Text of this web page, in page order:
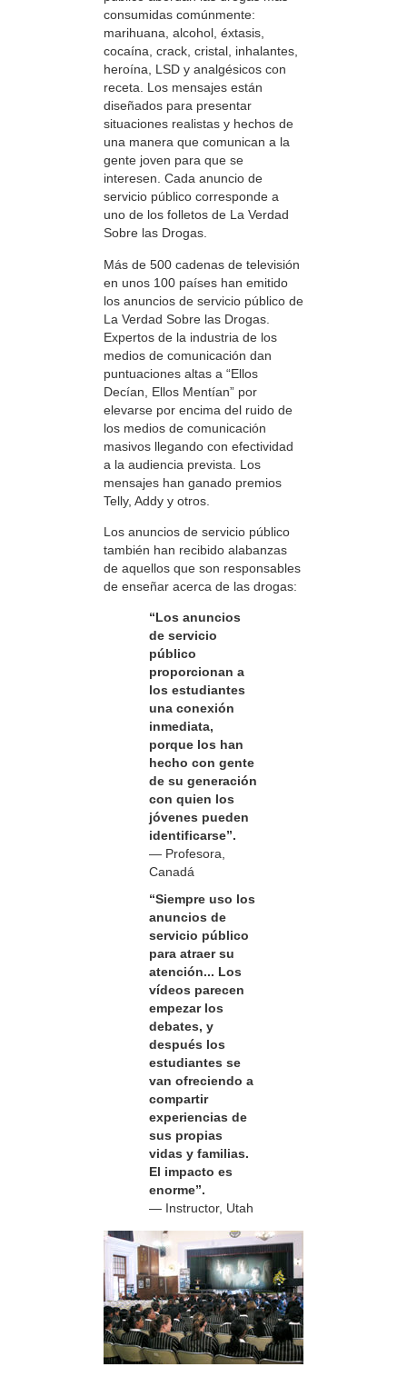
consumidas comúnmente:
marihuana, alcohol, éxtasis,
cocaína, crack, cristal, inhalantes,
heroína, LSD y analgésicos con
receta. Los mensajes están
diseñados para presentar
situaciones realistas y hechos de
una manera que comunican a la
gente joven para que se
interesen. Cada anuncio de
servicio público corresponde a
uno de los folletos de La Verdad
Sobre las Drogas.
Más de 500 cadenas de televisión
en unos 100 países han emitido
los anuncios de servicio público de
La Verdad Sobre las Drogas.
Expertos de la industria de los
medios de comunicación dan
puntuaciones altas a “Ellos
Decían, Ellos Mentían” por
elevarse por encima del ruido de
los medios de comunicación
masivos llegando con efectividad
a la audiencia prevista. Los
mensajes han ganado premios
Telly, Addy y otros.
Los anuncios de servicio público
también han recibido alabanzas
de aquellos que son responsables
de enseñar acerca de las drogas:
“Los anuncios
de servicio
público
proporcionan a
los estudiantes
una conexión
inmediata,
porque los han
hecho con gente
de su generación
con quien los
jóvenes pueden
identificarse”.
— Profesora,
Canadá
“Siempre uso los
anuncios de
servicio público
para atraer su
atención... Los
vídeos parecen
empezar los
debates, y
después los
estudiantes se
van ofreciendo a
compartir
experiencias de
sus propias
vidas y familias.
El impacto es
enorme”.
— Instructor, Utah